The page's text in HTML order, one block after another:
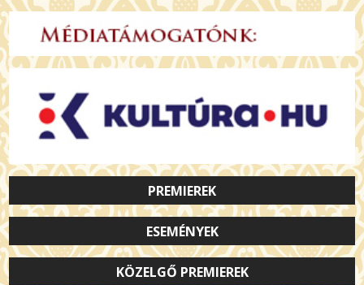
PREMIEREK
ESEMÉNYEK
KÖZELGŐ PREMIEREK